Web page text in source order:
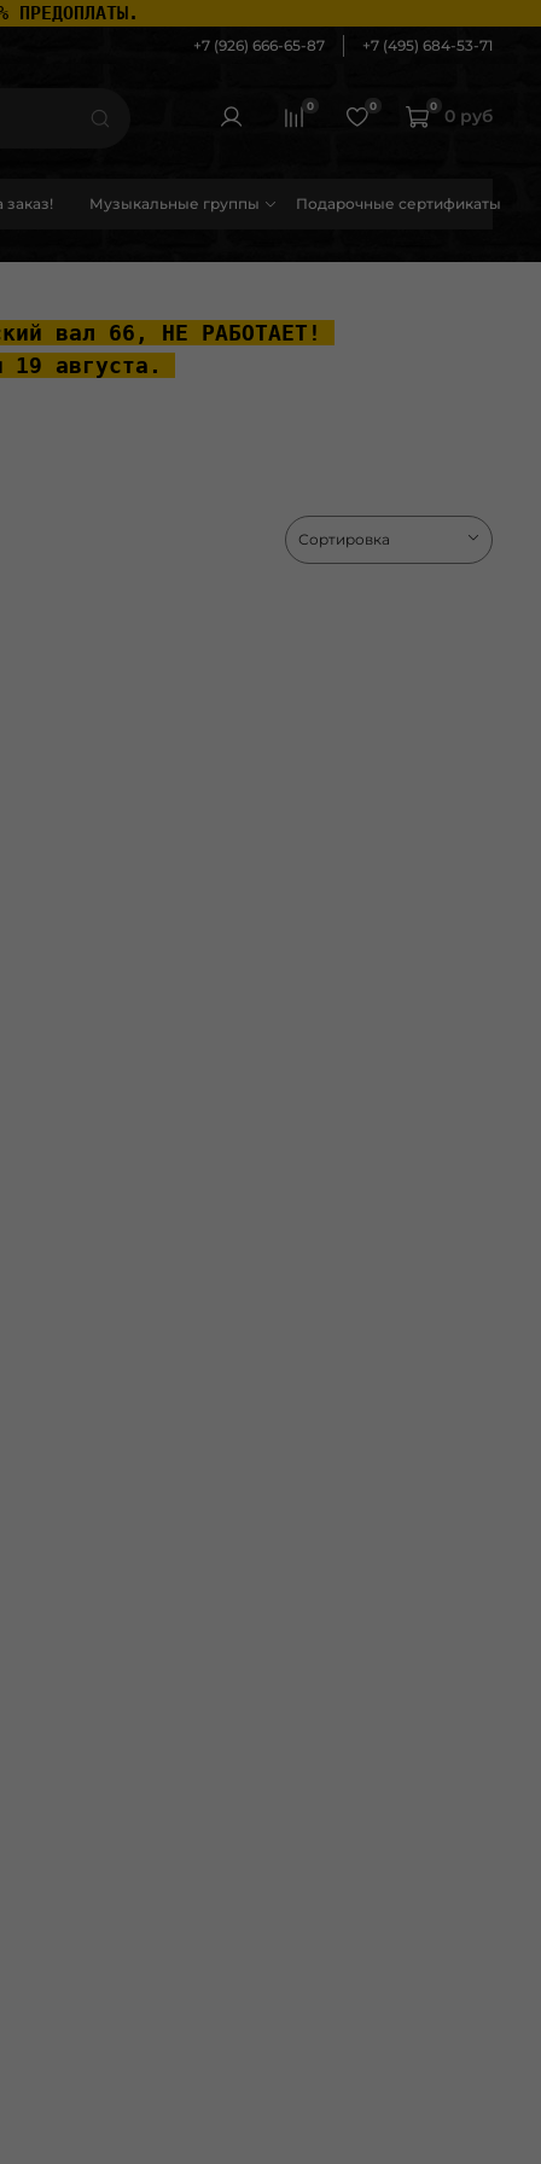
ПРЕДОПЛАТЫ.
+7 (926) 666-65-87 +7 (495) 684-53-71
0 0 0
0 руб
заказ! Музыкальные группы Подарочные сертификаты
вал 66, НЕ РАБОТАЕТ!
19 августа.